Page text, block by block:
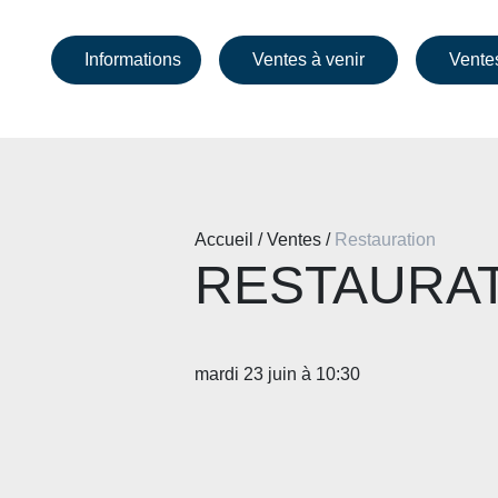
Informations Ventes à venir
Accueil / Ventes / Restauration
mardi 23 juin à 10:30